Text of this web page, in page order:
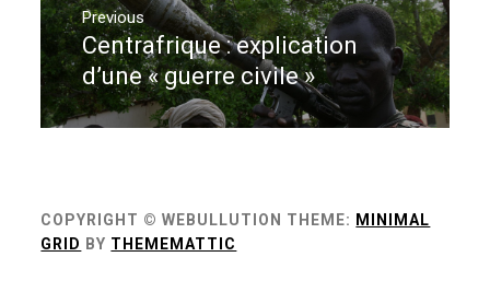
de
l’article
Previous
Previous
post:
Centrafrique : explication
d’une « guerre civile »
COPYRIGHT © WEBULLUTION THEME: MINIMAL
GRID BY THEMEMATTIC